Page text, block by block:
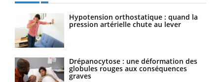
Hypotension orthostatique : quand la
pression artérielle chute au lever
Drépanocytose : une déformation des
globules rouges aux conséquences
graves